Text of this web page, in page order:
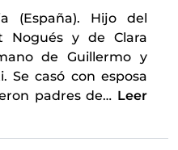
(España). Hijo del
Nogués y de Clara
de Guillermo y
Se casó con esposa
padres de… Leer